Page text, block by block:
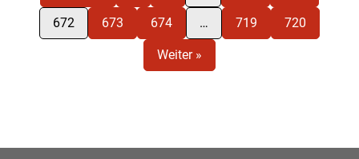
672 673 674 … 719 720
Weiter »